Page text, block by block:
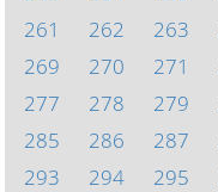
261
262 263
269
270 271
277
278 279
285
286 287
293
294 295